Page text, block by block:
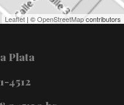
Leaflet | ©OpenStreetMapcontributors
Plata
4512